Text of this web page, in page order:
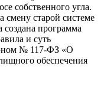
собственного угла.
смену старой системе
программа
и суть
№ 117-ФЗ «О
обеспечения